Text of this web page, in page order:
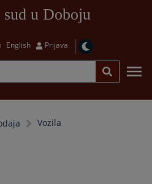
sud u Doboju
English Prijava
Vozila